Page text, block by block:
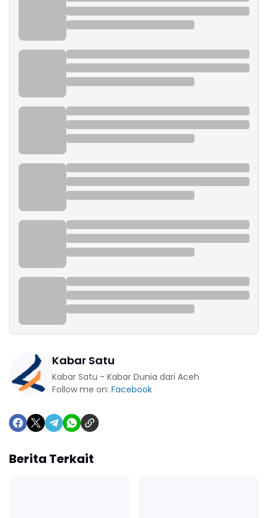
Kabar Satu
Kabar Satu - Kabar Dunia dari Aceh
Follow me on: Facebook
Berita Terkait